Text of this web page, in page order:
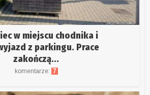
w miejscu chodnika i
z parkingu. Prace
zakończą...
komentarze: 7